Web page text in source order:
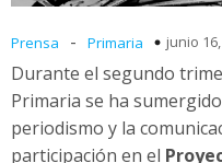
Prensa - Primaria junio
Durante el segundo
Primaria se ha
periodismo y la
participación en el